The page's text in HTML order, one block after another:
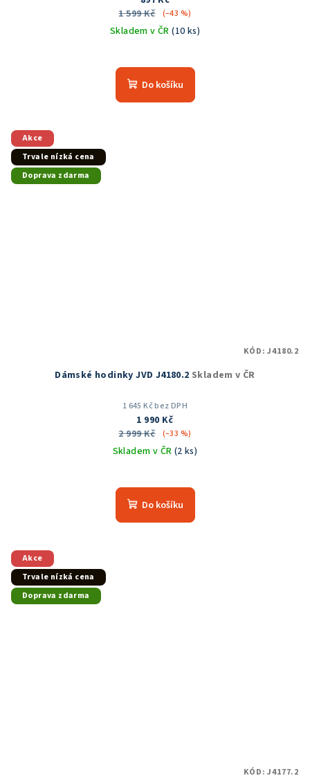
1 599 Kč
(–43 %)
Skladem v ČR(10 ks)
hodnocení
produktu
Do košíku
Akce
Trvale nízká cena
Doprava zdarma
Dámské hodinky JVD J4180.2 Skladem v ČR
1 645 Kč bez DPH
1 990 Kč
2 999 Kč
(–33 %)
Skladem v ČR (2 ks)
hodnocení
produktu
Do košíku
KÓD:J4180.2
Akce
Trvale nízká cena
Doprava zdarma
KÓD:J4177.2